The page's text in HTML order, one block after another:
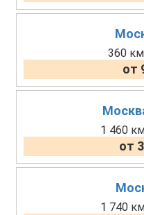
360
от
1 460
от
1 740